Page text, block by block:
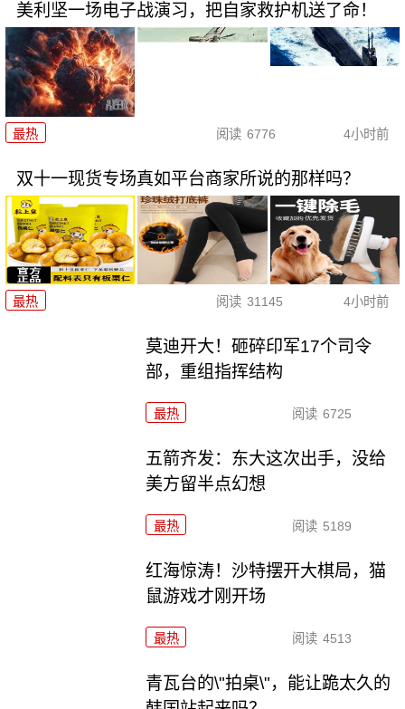
美利坚一场电子战演习，把自家救护机送了命！
最热 阅读 6776 4小时前
双十一现货专场真如平台商家所说的那样吗？
最热 阅读 31145 4小时前
莫迪开大！砸碎印军17个司令
部，重组指挥结构
最热 阅读 6725
五箭齐发：东大这次出手，没给
美方留半点幻想
最热 阅读 5189
红海惊涛！沙特摆开大棋局，猫
鼠游戏才刚开场
最热 阅读 4513
青瓦台的\"拍桌\"，能让跪太久的